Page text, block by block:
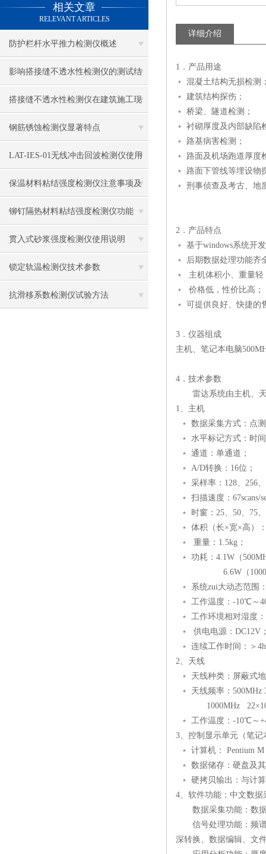
相关文章
RELEVANT ARTICLES
防护栏杆水平推力检测仪概述
影响搭接缝不透水性检测仪的测试结
果的因素有哪些？
搭接缝不透水性检测仪在建筑施工现
场中的应用
钢筋锈蚀检测仪显著特点
LAT-IES-01无线冲击回波检测仪使用
操作方法
保温材料粘结强度检测仪注意事项及
保养
铆钉隔热材料粘结强度检测仪功能
贯入式砂浆强度检测仪使用说明
锁定轨温检测仪技术参数
抗滑移系数检测仪试验方法
详细介绍
1．产品用途
﹡ 混凝土结构无损检测
﹡ 建筑结构探伤；
﹡ 桥梁、隧道检测；
﹡ 衬砌厚度及内部缺陷
﹡ 路基病害检测；
﹡ 路面及机场跑道厚度
﹡ 路面下管线等埋设物
﹡ 刑事侦查及考古、地
2．产品特点
﹡ 基于windows系统开
﹡ 后期数据处理功能齐
﹡ 主机体积小、重量
﹡ 价格低，性价比高；
﹡ 可提供良好、快捷的
3．仪器组成
主机、笔记本电脑
4．技术参数
雷达系统由主机、天
1、主机
﹡ 数据采集方式：点
﹡ 水平标记方式：时
﹡ 通道：单通道；
﹡ A/D转换：16位；
﹡ 采样率：128、256
﹡ 扫描速度：67scans/
﹡ 时窗：25、50、75
﹡ 体积（长×宽×高）
﹡ 重量：1.5kg；
﹡ 功耗：4.1W（
6.6W（
﹡ 系统zui大动态范围
﹡ 工作温度：-10℃～
﹡ 工作环境相对湿度
﹡ 供电电源：DC12V
﹡ 连续工作时间：＞
2、天线
﹡ 天线种类：屏蔽式
﹡ 天线频率：500MHz
1000MHz
﹡ 工作温度：-10℃～
3、控制显示单元（笔记
﹡ 计算机： Pentium
﹡ 数据储存：硬盘及
﹡ 硬拷贝输出：与计
4、软件功能：中文数
数据采集功能：数据
信号处理功能：频谱
深转换、数据编辑、文